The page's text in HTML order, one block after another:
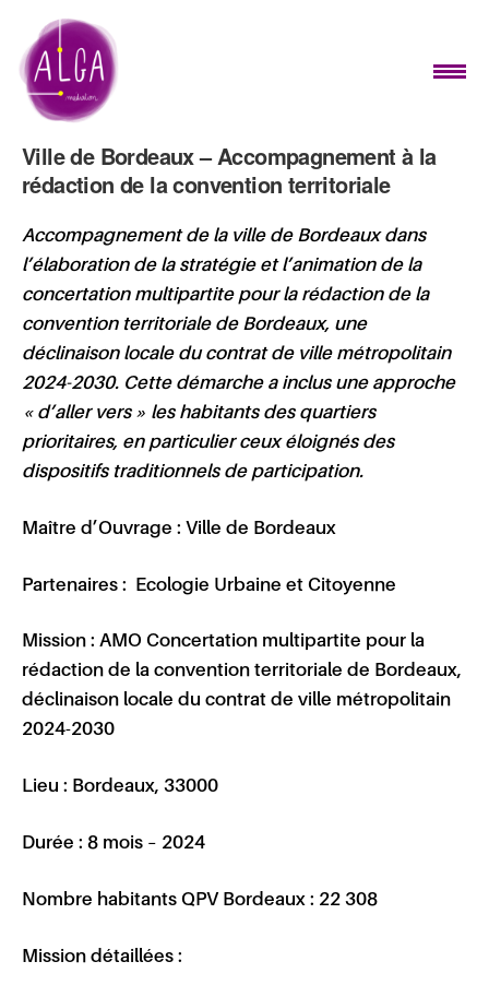
Ville de Bordeaux – Accompagnement à la
rédaction de la convention territoriale
Accompagnement de la ville de Bordeaux dans
l’élaboration de la stratégie et l’animation de la
concertation multipartite pour la rédaction de la
convention territoriale de Bordeaux, une
déclinaison locale du contrat de ville métropolitain
2024-2030. Cette démarche a inclus une approche
« d’aller vers » les habitants des quartiers
prioritaires, en particulier ceux éloignés des
dispositifs traditionnels de participation.
Maître d’Ouvrage :Ville de Bordeaux
Partenaires : Ecologie Urbaine et Citoyenne
Mission :AMO Concertation multipartite pour la
rédaction de la convention territoriale de Bordeaux,
déclinaison locale du contrat de ville métropolitain
2024-2030
Lieu : Bordeaux, 33000
Durée : 8 mois – 2024
Nombre habitants QPV Bordeaux : 22 308
Mission détaillées :